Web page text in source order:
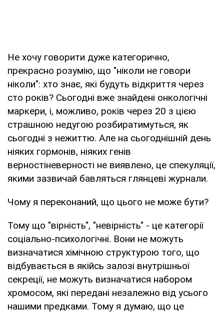
Не хочу говорити дуже категорично,
прекрасно розумію, що "ніколи не говори
ніколи": хто знає, які будуть відкриття через
сто років? Сьогодні вже знайдені онкологічні
маркери, і, можливо, років через 20 з цією
страшною недугою розбиратимуться, як
сьогодні з нежиттю. Але на сьогоднішній день
ніяких гормонів, ніяких генів
верностіневерності не виявлено, це спекуляції,
якими зазвичай бавляться глянцеві журнали.
Чому я переконаний, що цього не може бути?
Тому що "вірність", "невірність" - це категорії
соціально-психологічні. Вони не можуть
визначатися хімічною структурою того, що
відбувається в якійсь залозі внутрішньої
секреції, не можуть визначатися набором
хромосом, які передані незалежно від усього
нашими предками. Тому я думаю, що це